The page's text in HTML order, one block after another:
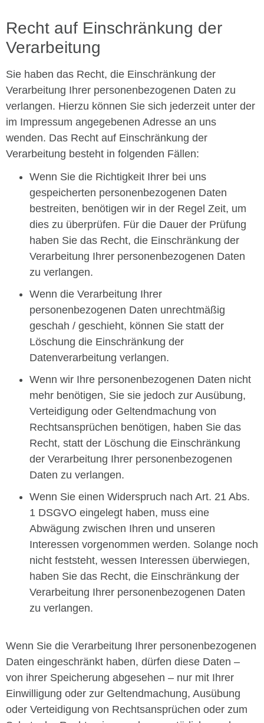
Recht auf Einschränkung der
Verarbeitung
Sie haben das Recht, die Einschränkung der
Verarbeitung Ihrer personenbezogenen Daten zu
verlangen. Hierzu können Sie sich jederzeit unter der
im Impressum angegebenen Adresse an uns
wenden. Das Recht auf Einschränkung der
Verarbeitung besteht in folgenden Fällen:
Wenn Sie die Richtigkeit Ihrer bei uns
gespeicherten personenbezogenen Daten
bestreiten, benötigen wir in der Regel Zeit, um
dies zu überprüfen. Für die Dauer der Prüfung
haben Sie das Recht, die Einschränkung der
Verarbeitung Ihrer personenbezogenen Daten
zu verlangen.
Wenn die Verarbeitung Ihrer
personenbezogenen Daten unrechtmäßig
geschah / geschieht, können Sie statt der
Löschung die Einschränkung der
Datenverarbeitung verlangen.
Wenn wir Ihre personenbezogenen Daten nicht
mehr benötigen, Sie sie jedoch zur Ausübung,
Verteidigung oder Geltendmachung von
Rechtsansprüchen benötigen, haben Sie das
Recht, statt der Löschung die Einschränkung
der Verarbeitung Ihrer personenbezogenen
Daten zu verlangen.
Wenn Sie einen Widerspruch nach Art. 21 Abs.
1 DSGVO eingelegt haben, muss eine
Abwägung zwischen Ihren und unseren
Interessen vorgenommen werden. Solange noch
nicht feststeht, wessen Interessen überwiegen,
haben Sie das Recht, die Einschränkung der
Verarbeitung Ihrer personenbezogenen Daten
zu verlangen.
Wenn Sie die Verarbeitung Ihrer personenbezogenen
Daten eingeschränkt haben, dürfen diese Daten –
von ihrer Speicherung abgesehen – nur mit Ihrer
Einwilligung oder zur Geltendmachung, Ausübung
oder Verteidigung von Rechtsansprüchen oder zum